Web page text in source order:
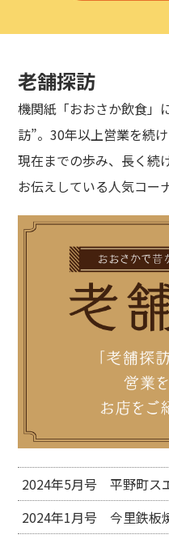
老舗探訪
機関紙「おおさか飲食」
訪”。30年以上営業を続
現在までの歩み、長く続
お伝えしている人気コー
2024年5月号 平野町ス
2024年1月号 今里鉄板